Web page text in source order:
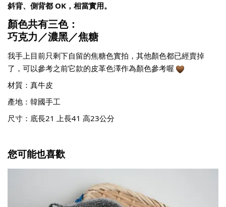
斜背、側背都 OK，相當實用。
顏色共有三色：
巧克力／濃黑／焦糖
我手上目前只剩下自留的焦糖色實拍，其他顏色都已經賣掉
了，可以參考之前它款的皮革色澤作為顏色參考喔
材質：真牛皮
產地：韓國手工
尺寸：底長21 上長41 高23公分
您可能也喜歡